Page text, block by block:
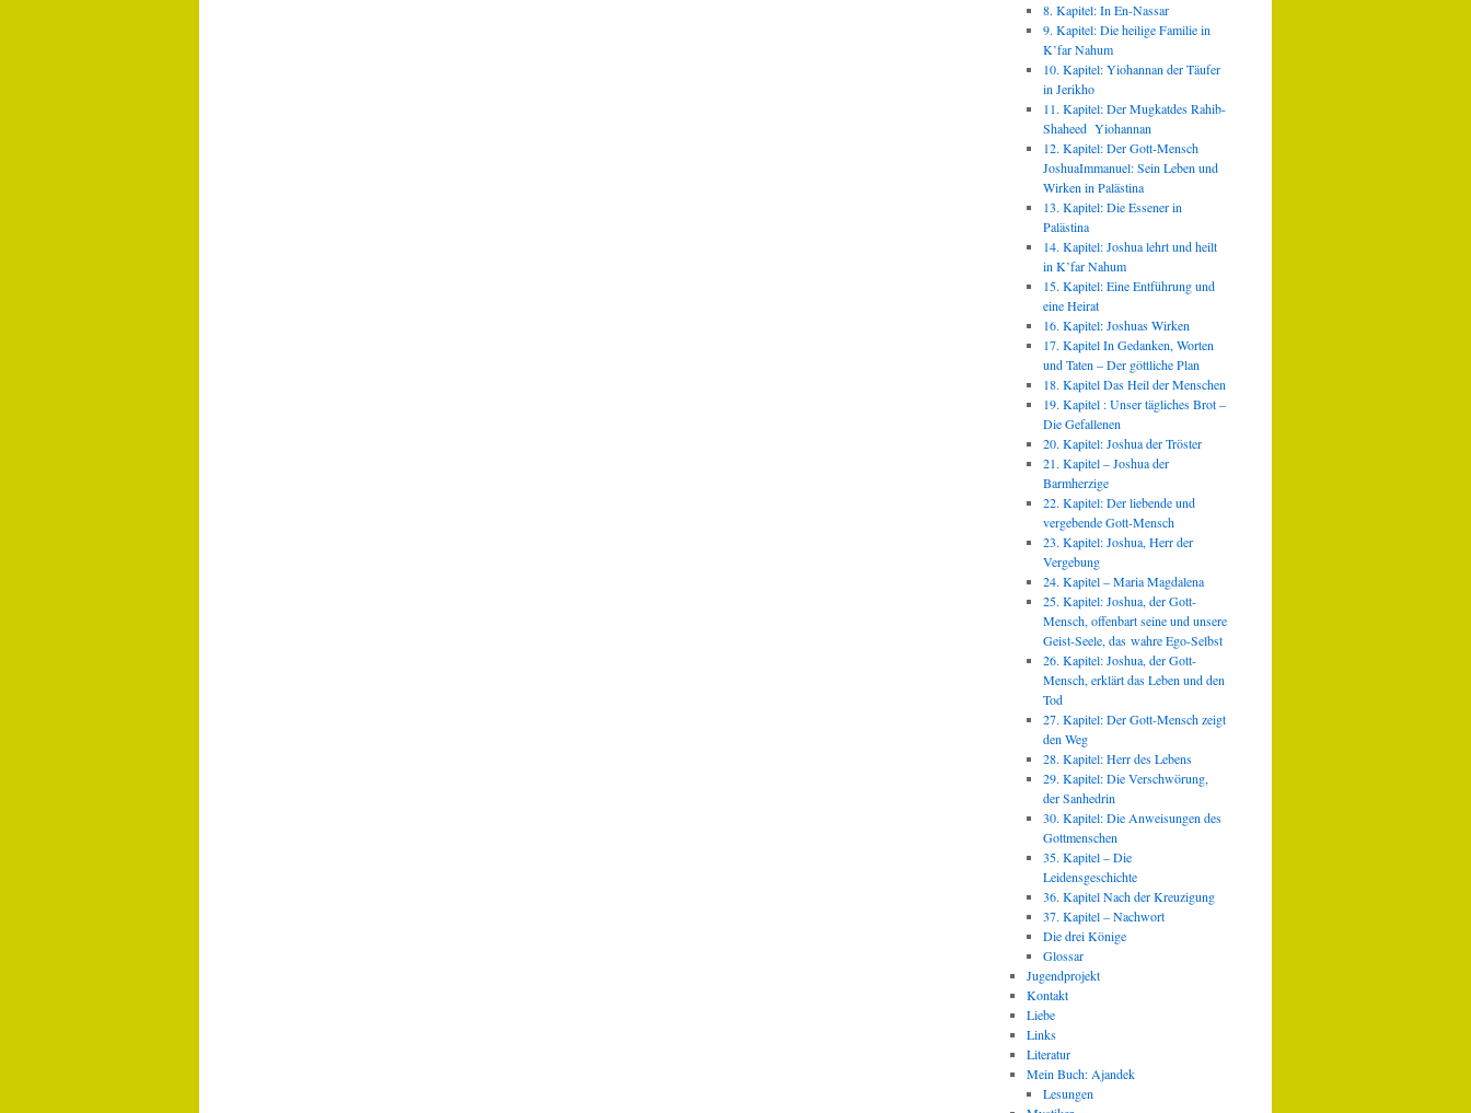
8. Kapitel: In En-Nassar
9. Kapitel: Die heilige Familie in
K’far Nahum
10. Kapitel: Yiohannan der Täufer
in Jerikho
11. Kapitel: Der Mugkatdes Rahib-
Shaheed Yiohannan
12. Kapitel: Der Gott-Mensch
JoshuaImmanuel: Sein Leben und
Wirken in Palästina
13. Kapitel: Die Essener in
Palästina
14. Kapitel: Joshua lehrt und heilt
in K’far Nahum
15. Kapitel: Eine Entführung und
eine Heirat
16. Kapitel: Joshuas Wirken
17. Kapitel In Gedanken, Worten
und Taten – Der göttliche Plan
18. Kapitel Das Heil der Menschen
19. Kapitel : Unser tägliches Brot –
Die Gefallenen
20. Kapitel: Joshua der Tröster
21. Kapitel – Joshua der
Barmherzige
22. Kapitel: Der liebende und
vergebende Gott-Mensch
23. Kapitel: Joshua, Herr der
Vergebung
24. Kapitel – Maria Magdalena
25. Kapitel: Joshua, der Gott-
Mensch, offenbart seine und unsere
Geist-Seele, das wahre Ego-Selbst
26. Kapitel: Joshua, der Gott-
Mensch, erklärt das Leben und den
Tod
27. Kapitel: Der Gott-Mensch zeigt
den Weg
28. Kapitel: Herr des Lebens
29. Kapitel: Die Verschwörung,
der Sanhedrin
30. Kapitel: Die Anweisungen des
Gottmenschen
35. Kapitel – Die
Leidensgeschichte
36. Kapitel Nach der Kreuzigung
37. Kapitel – Nachwort
Die drei Könige
Glossar
Jugendprojekt
Kontakt
Liebe
Links
Literatur
Mein Buch: Ajandek
Lesungen